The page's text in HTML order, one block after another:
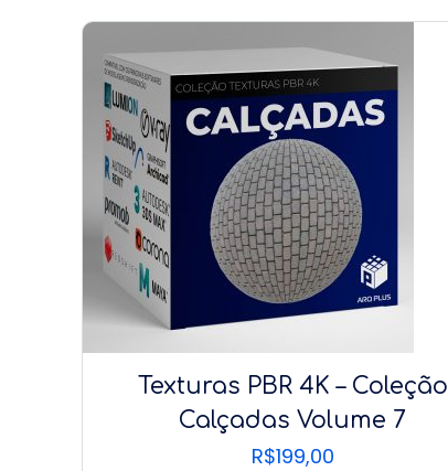
Texturas PBR 4K – Coleção
Calçadas Volume 7
R$199,00